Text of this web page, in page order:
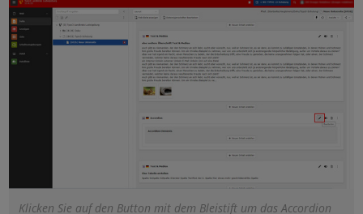
Klicken Sie auf den Button mit dem Bleistift um das Accordion